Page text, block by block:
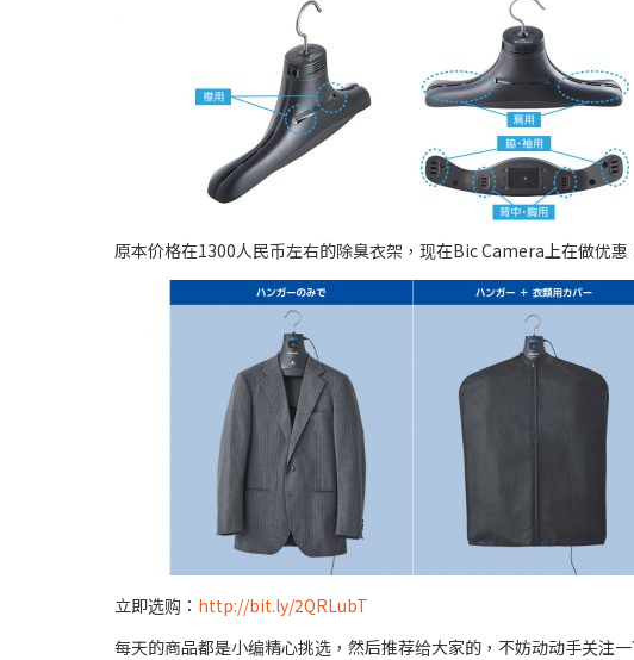
原本价格在1300人民币左右的除臭衣架，现在Bic Camera上在做优惠
立即选购： http://bit.ly/2QRLubT
每天的商品都是小编精心挑选，然后推荐给大家的，不妨动动手关注